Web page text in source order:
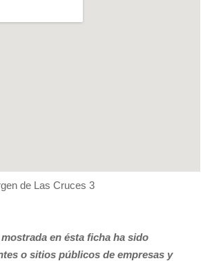
de Las Cruces 3
en ésta ficha ha sido
o sitios públicos de empresas y